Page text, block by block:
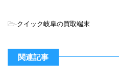
-クイック岐阜の買取端末
関連記事